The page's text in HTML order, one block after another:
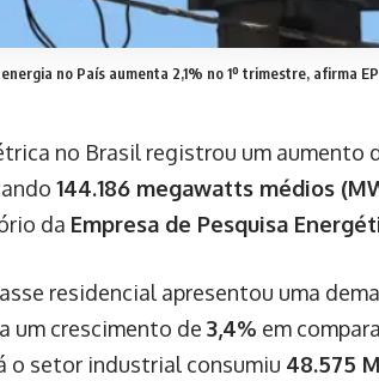
no País aumenta 2,1% no 1º trimestre, afirma
no Brasil registrou um aumento
144.186 megawatts médios
da Empresa de Pesquisa
residencial apresentou uma
um crescimento de 3,4% em
o setor industrial consumiu 48.575